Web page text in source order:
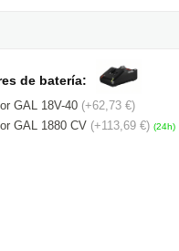
de batería:
GAL 18V-40 (+62,73 €)
GAL 1880 CV (+113,69 €) (24h)